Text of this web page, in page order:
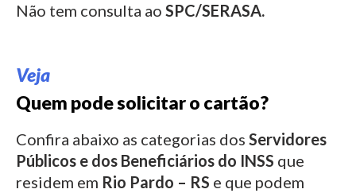
Não tem consulta ao SPC/SERASA.
Veja
Quem pode solicitar o cartão?
Confira abaixo as categorias dos Servidores
Públicos e dos Beneficiários do INSS que
residem em Rio Pardo – RS e que podem